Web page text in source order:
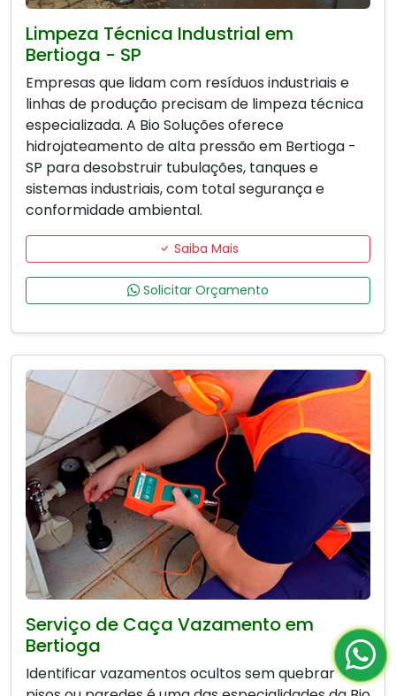
Limpeza Técnica Industrial em
Bertioga - SP
Empresas que lidam com resíduos industriais e
linhas de produção precisam de limpeza técnica
especializada. A Bio Soluções oferece
hidrojateamento de alta pressão em Bertioga -
SP para desobstruir tubulações, tanques e
sistemas industriais, com total segurança e
conformidade ambiental.
Saiba Mais
Solicitar Orçamento
Serviço de Caça Vazamento em
Bertioga
Identificar vazamentos ocultos sem quebrar